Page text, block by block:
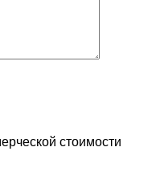
стоимости